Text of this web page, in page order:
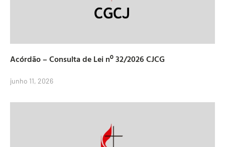
Acórdão – Consulta de Lei nº 32/2026 CJCG
junho 11, 2026